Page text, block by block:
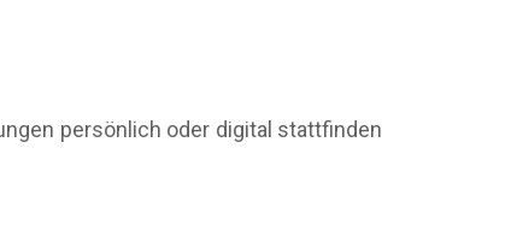
persönlich oder digital stattfinden